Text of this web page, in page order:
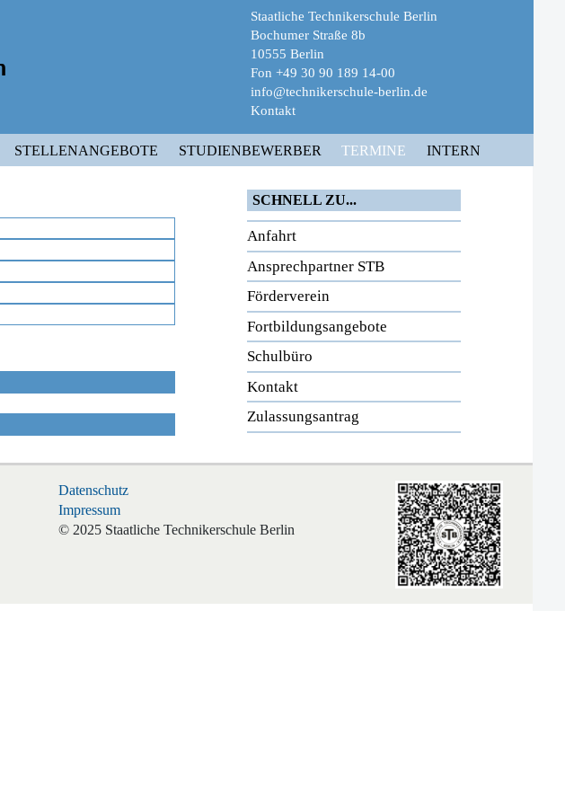
Staatliche Technikerschule Berlin
Bochumer Straße 8b
10555 Berlin
Fon +49 30 90 189 14-00
info@technikerschule-berlin.de
Kontakt
STELLENANGEBOTE STUDIENBEWERBER TERMINE INTERN
SCHNELL ZU...
Anfahrt
Ansprechpartner STB
Förderverein
Fortbildungsangebote
Schulbüro
Kontakt
Zulassungsantrag
Datenschutz
Impressum
© 2025 Staatliche Technikerschule Berlin